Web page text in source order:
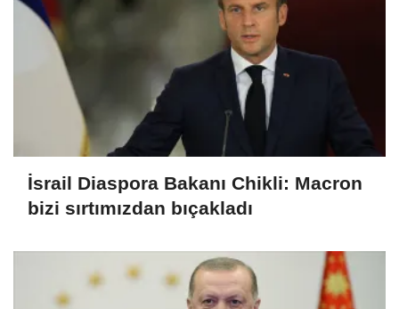
İsrail Diaspora Bakanı Chikli: Macron
bizi sırtımızdan bıçakladı